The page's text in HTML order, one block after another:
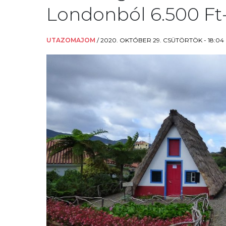
Londonból 6.500
UTAZOMAJOM /2020. OKTÓBER 29. CSÜTÖRTÖK - 18:04